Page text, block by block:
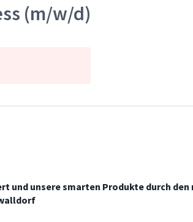
(m/w/d)
unsere smarten Produkte durch